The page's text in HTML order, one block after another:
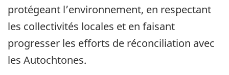
protégeant l’environnement, en respectant
les collectivités locales et en faisant
progresser les efforts de réconciliation avec
les Autochtones.